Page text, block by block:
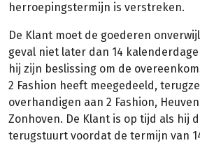
herroepingstermijn is verstreken.
De Klant moet de goederen
geval niet later dan 14
hij zijn beslissing om de
2 Fashion heeft meegedeeld,
overhandigen aan 2 Fashion,
Zonhoven. De Klant is op tijd als hij
terugstuurt voordat de termijn van